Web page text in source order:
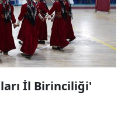
İl Birinciliği'